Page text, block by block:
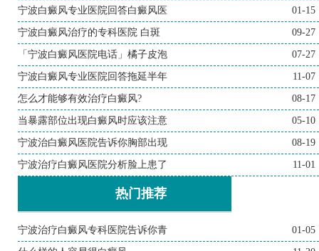
宁波白癜风专业医院回答白癜风医 01-15
宁波白癜风治疗的专科医院 白斑 09-27
「宁波白癜风医院电话」橘子皮泡 07-27
宁波白癜风专业医院回答拖延半年 11-07
怎么才能够有效治疗白癜风? 08-17
当暴露部位出现白癜风时应该注意 05-10
宁波治白癜风医院告诉你胸部出现 08-19
宁波治疗白癜风医院分析脸上患了 11-01
热门推荐
宁波治疗白癜风专科医院告诉你青 01-05